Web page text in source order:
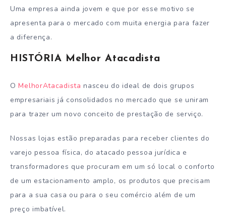
Uma empresa ainda jovem e que por esse motivo se
apresenta para o mercado com muita energia para fazer
a diferença.
HISTÓRIA Melhor Atacadista
OMelhorAtacadista nasceu do ideal de dois grupos
empresariais já consolidados no mercado que se uniram
para trazer um novo conceito de prestação de serviço.
Nossas lojas estão preparadas para receber clientes do
varejo pessoa física, do atacado pessoa jurídica e
transformadores que procuram em um só local o conforto
de um estacionamento amplo, os produtos que precisam
para a sua casa ou para o seu comércio além de um
preço imbatível.